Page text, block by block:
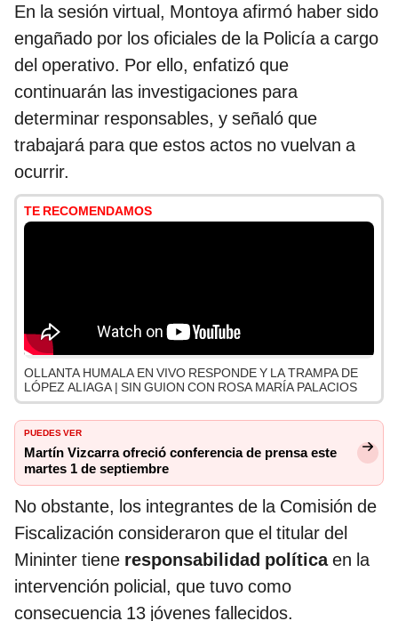
En la sesión virtual, Montoya afirmó haber sido
engañado por los oficiales de la Policía a cargo
del operativo. Por ello, enfatizó que
continuarán las investigaciones para
determinar responsables, y señaló que
trabajará para que estos actos no vuelvan a
ocurrir.
TE RECOMENDAMOS
OLLANTA HUMALA EN VIVO RESPONDE Y LA TRAMPA DE
LÓPEZ ALIAGA | SIN GUION CON ROSA MARÍA PALACIOS
PUEDES VER
Martín Vizcarra ofreció conferencia de prensa este
martes 1 de septiembre
No obstante, los integrantes de la Comisión de
Fiscalización consideraron que el titular del
Mininter tiene responsabilidad políticaen la
intervención policial, que tuvo como
consecuencia 13 jóvenes fallecidos.